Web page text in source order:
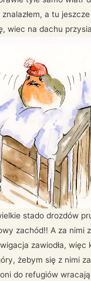
a tu
wiec na dachu
stado drozdów
zachód!! A za nimi
zawiodła, więc
żebym się z nimi
do refugiów